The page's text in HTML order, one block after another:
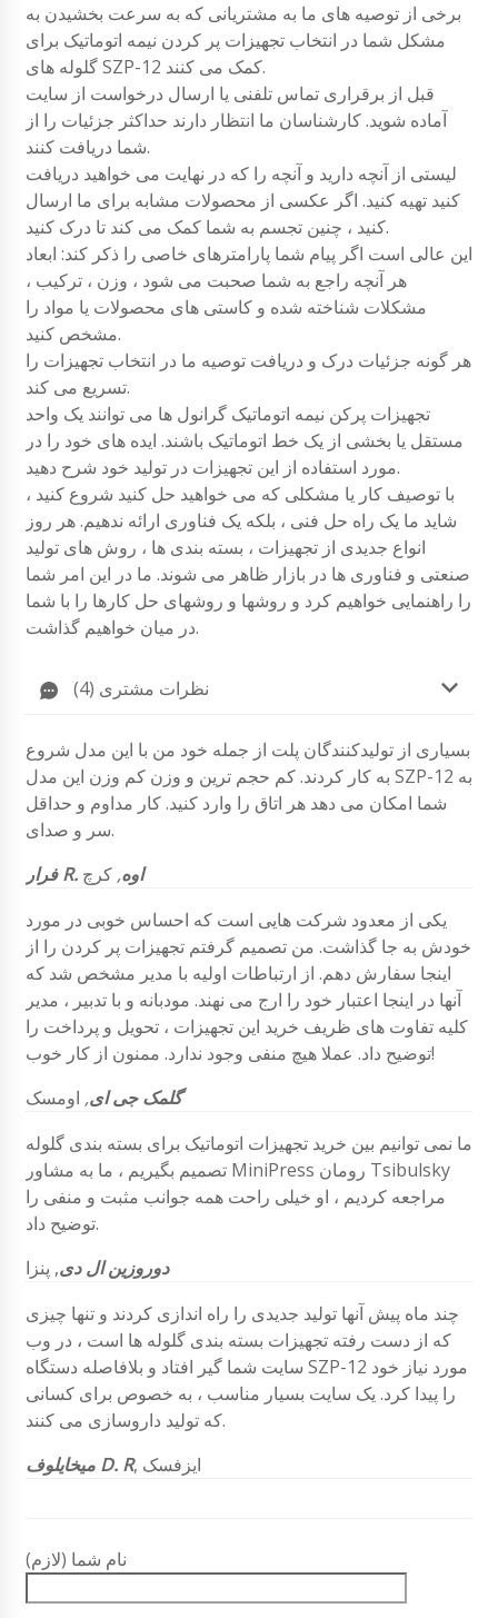
برخی از توصیه های ما به مشتریانی که به سرعت بخشیدن به
مشکل شما در انتخاب تجهیزات پر کردن نیمه اتوماتیک برای
گلوله های SZP-12 کمک می کنند.
قبل از برقراری تماس تلفنی یا ارسال درخواست از سایت
آماده شوید. کارشناسان ما انتظار دارند حداکثر جزئیات را از
شما دریافت کنند.
لیستی از آنچه دارید و آنچه را که در نهایت می خواهید دریافت
کنید تهیه کنید. اگر عکسی از محصولات مشابه برای ما ارسال
کنید ، چنین تجسم به شما کمک می کند تا درک کنید.
این عالی است اگر پیام شما پارامترهای خاصی را ذکر کند: ابعاد
هر آنچه راجع به شما صحبت می شود ، وزن ، ترکیب ،
مشکلات شناخته شده و کاستی های محصولات یا مواد را
مشخص کنید.
هر گونه جزئیات درک و دریافت توصیه ما در انتخاب تجهیزات را
تسریع می کند.
تجهیزات پرکن نیمه اتوماتیک گرانول ها می توانند یک واحد
مستقل یا بخشی از یک خط اتوماتیک باشند. ایده های خود را در
مورد استفاده از این تجهیزات در تولید خود شرح دهید.
با توصیف کار یا مشکلی که می خواهید حل کنید شروع کنید ،
شاید ما یک راه حل فنی ، بلکه یک فناوری ارائه ندهیم. هر روز
انواع جدیدی از تجهیزات ، بسته بندی ها ، روش های تولید
صنعتی و فناوری ها در بازار ظاهر می شوند. ما در این امر شما
را راهنمایی خواهیم کرد و روشها و روشهای حل کارها را با شما
در میان خواهیم گذاشت.
نظرات مشتری (4)
بسیاری از تولیدکنندگان پلت از جمله خود من با این مدل شروع
به کار کردند. کم حجم ترین و وزن کم وزن این مدل SZP-12 به
شما امکان می دهد هر اتاق را وارد کنید. کار مداوم و حداقل
سر و صدای.
فرار R. اوه, کرچ
یکی از معدود شرکت هایی است که احساس خوبی در مورد
خودش به جا گذاشت. من تصمیم گرفتم تجهیزات پر کردن را از
اینجا سفارش دهم. از ارتباطات اولیه با مدیر مشخص شد که
آنها در اینجا اعتبار خود را ارج می نهند. مودبانه و با تدبیر ، مدیر
کلیه تفاوت های ظریف خرید این تجهیزات ، تحویل و پرداخت را
توضیح داد. عملا هیچ منفی وجود ندارد. ممنون از کار خوب!
گلمک جی ای, اومسک
ما نمی توانیم بین خرید تجهیزات اتوماتیک برای بسته بندی گلوله
تصمیم بگیریم ، ما به مشاور MiniPress رومان Tsibulsky
مراجعه کردیم ، او خیلی راحت همه جوانب مثبت و منفی را
توضیح داد.
دوروزین ال دی, پنزا
چند ماه پیش آنها تولید جدیدی را راه اندازی کردند و تنها چیزی
که از دست رفته تجهیزات بسته بندی گلوله ها است ، در وب
سایت شما گیر افتاد و بلافاصله دستگاه SZP-12 مورد نیاز خود
را پیدا کرد. یک سایت بسیار مناسب ، به خصوص برای کسانی
که تولید داروسازی می کنند.
میخایلوف D. R, ایزفسک
نام شما (لازم)